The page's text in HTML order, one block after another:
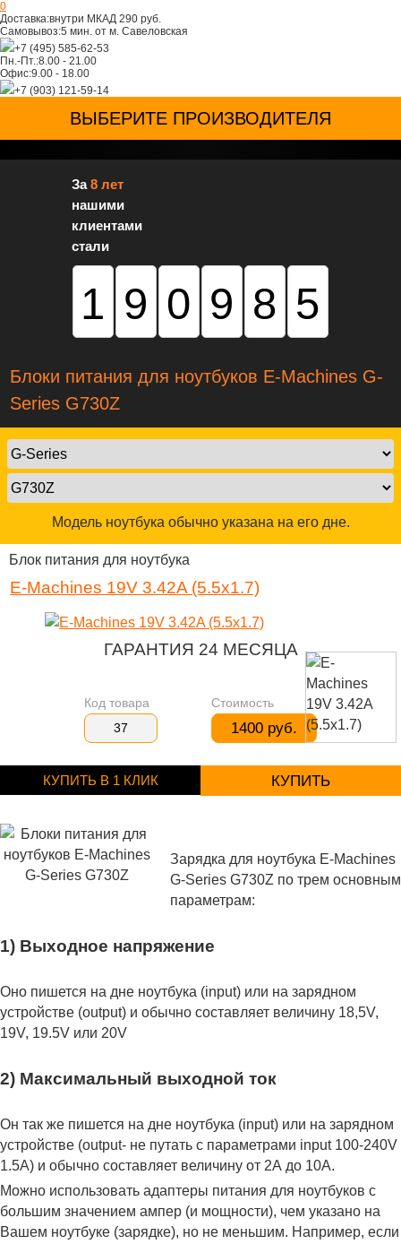
0
Доставка:внутри МКАД 290 руб.
Самовывоз:5 мин. от м. Савеловская
+7 (495) 585-62-53
Пн.-Пт.:8.00 - 21.00
Офис:9.00 - 18.00
+7 (903) 121-59-14
ВЫБЕРИТЕ ПРОИЗВОДИТЕЛЯ
За8 лет
нашими
клиентами
стали
190985
Блоки питания для ноутбуков E-Machines G-
Series G730Z
Модель ноутбука обычно указана на его дне.
Блок питания для ноутбука
E-Machines 19V 3.42A (5.5x1.7)
ГАРАНТИЯ 24 МЕСЯЦА
Код товара
37
Стоимость
1400 руб.
КУПИТЬ В 1 КЛИК КУПИТЬ
Зарядка для ноутбука E-Machines
G-Series G730Z по трем основным
параметрам:
1) Выходное напряжение
Оно пишется на дне ноутбука (input) или на зарядном
устройстве (output) и обычно составляет величину 18,5V,
19V, 19.5V или 20V
2) Максимальный выходной ток
Он так же пишется на дне ноутбука (input) или на зарядном
устройстве (output- не путать с параметрами input 100-240V
1.5A) и обычно составляет величину от 2А до 10A.
Можно использовать адаптеры питания для ноутбуков с
большим значением ампер (и мощности), чем указано на
Вашем ноутбуке (зарядке), но не меньшим. Например, если